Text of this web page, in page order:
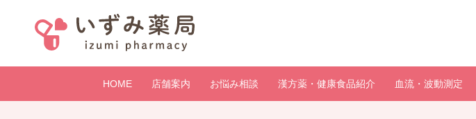
HOME 店舗案内 お悩み相談 漢方薬・健康食品紹介 血流・波動測定